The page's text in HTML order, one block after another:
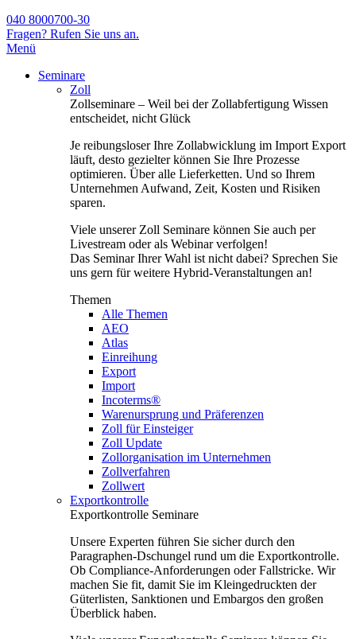
040 8000700-30
Fragen? Rufen Sie uns an.
Menü
Seminare
Zoll
Zollseminare – Weil bei der Zollabfertigung Wissen
entscheidet, nicht Glück
Je reibungsloser Ihre Zollabwicklung im Import Export
läuft, desto gezielter können Sie Ihre Prozesse
optimieren. Über alle Lieferketten. Und so Ihrem
Unternehmen Aufwand, Zeit, Kosten und Risiken
sparen.
Viele unserer Zoll Seminare können Sie auch per
Livestream oder als Webinar verfolgen!
Das Seminar Ihrer Wahl ist nicht dabei? Sprechen Sie
uns gern für weitere Hybrid-Veranstaltungen an!
Themen
Alle Themen
AEO
Atlas
Einreihung
Export
Import
Incoterms®
Warenursprung und Präferenzen
Zoll für Einsteiger
Zoll Update
Zollorganisation im Unternehmen
Zollverfahren
Zollwert
Exportkontrolle
Exportkontrolle Seminare
Unsere Experten führen Sie sicher durch den
Paragraphen-Dschungel rund um die Exportkontrolle.
Ob Compliance-Anforderungen oder Fallstricke. Wir
machen Sie fit, damit Sie im Kleingedruckten der
Güterlisten, Sanktionen und Embargos den großen
Überblick haben.